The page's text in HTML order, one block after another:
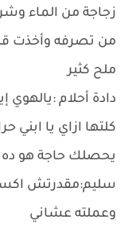
زجاجة من الماء
من تصرفه وأخذت
ملح كثير
دادة أحلام
كلتها ازاي يا
يحصلك حاجة هو ده
سليم:مقدرتش
وعملته عشاني